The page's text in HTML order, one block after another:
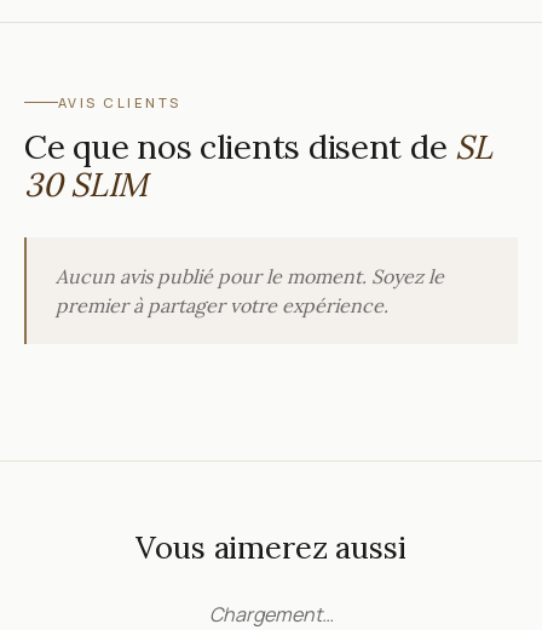
AVIS CLIENTS
Ce que nos clients disent de SL
30 SLIM
Aucun avis publié pour le moment. Soyez le
premier à partager votre expérience.
Vous aimerez aussi
Chargement…